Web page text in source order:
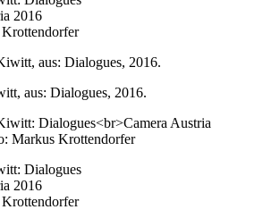
2016
aus: Dialogues, 2016.
Dialogues
2016